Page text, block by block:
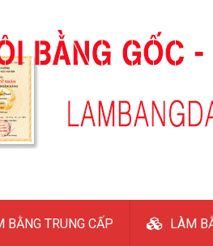
BẰNG TRUNG CẤP LÀM